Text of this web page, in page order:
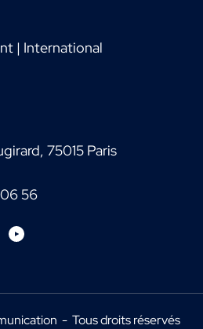
| International
75015 Paris
56
- Tous droits réservés